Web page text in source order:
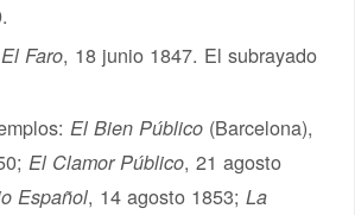
El Faro, 18 junio 1847. El subrayado
El Bien Público(Barcelona),
El Clamor Público, 21 agosto
Español, 14 agosto 1853; La